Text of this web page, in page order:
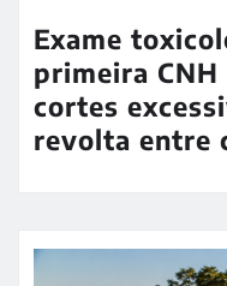
Exame
primeira
cortes
revolta entre